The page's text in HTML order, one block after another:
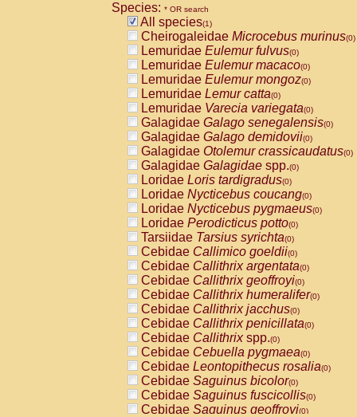
Species: * OR search
All species(1)
Cheirogaleidae Microcebus murinus(0)
Lemuridae Eulemur fulvus(0)
Lemuridae Eulemur macaco(0)
Lemuridae Eulemur mongoz(0)
Lemuridae Lemur catta(0)
Lemuridae Varecia variegata(0)
Galagidae Galago senegalensis(0)
Galagidae Galago demidovii(0)
Galagidae Otolemur crassicaudatus(0)
Galagidae Galagidae spp.(0)
Loridae Loris tardigradus(0)
Loridae Nycticebus coucang(0)
Loridae Nycticebus pygmaeus(0)
Loridae Perodicticus potto(0)
Tarsiidae Tarsius syrichta(0)
Cebidae Callimico goeldii(0)
Cebidae Callithrix argentata(0)
Cebidae Callithrix geoffroyi(0)
Cebidae Callithrix humeralifer(0)
Cebidae Callithrix jacchus(0)
Cebidae Callithrix penicillata(0)
Cebidae Callithrixspp.(0)
Cebidae Cebuella pygmaea(0)
Cebidae Leontopithecus rosalia(0)
Cebidae Saguinus bicolor(0)
Cebidae Saguinus fuscicollis(0)
Cebidae Saguinus geoffroyi(0)